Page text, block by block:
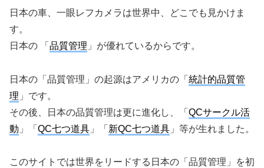
日本の車、一眼レフカメラは世界中、どこでも見かけま
す。
日本の 「 品質管理 」が優れているからです。
日本の「品質管理」の起源はアメリカの「 統計的品質管
理 」です。
その後、日本の品質管理は更に進化し、「 QCサークル活
動 」「 QC七つ道具 」「 新QC七つ道具 」等が生れました。
このサイトでは世界をリードする日本の「品質管理」を初